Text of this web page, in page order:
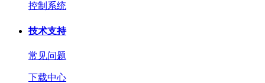
控制系统
技术支持
常见问题
下载中心